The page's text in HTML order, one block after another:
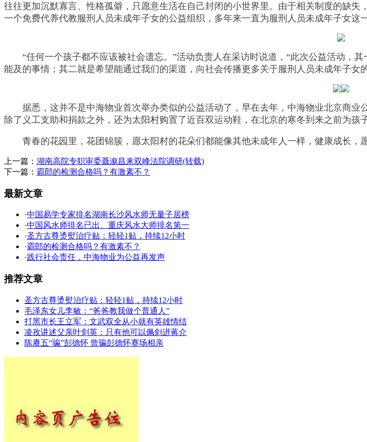
往往更加沉默寡言、性格孤僻，只愿意生活在自己封闭的小世界里。由于相关制度的缺
一个免费代养代教服刑人员未成年子女的公益组织，多年来一直为服刑人员未成年子女这
“任何一个孩子都不应该被社会遗忘。”活动负责人在采访时说道，“此次公益活动，
能及的事情；其二就是希望能通过我们的渠道，向社会传播更多关于服刑人员未成年子
据悉，这并不是中海物业首次举办类似的公益活动了，早在去年，中海物业北京商业
除了义工支助和捐款之外，还为太阳村购置了近百双运动鞋，在北京的寒冬到来之前为孩
青春的花园里，花团锦簇，愿太阳村的花朵们都能像其他未成年人一样，健康成长，
上一篇： 湖南高院专职审委聂溆昌来双峰法院调研(转载)
下一篇： 霸郎的检测合格吗？有激素不？
最新文章
·中国易学专家排名湖南长沙风水师无量子居榜
·中国风水师排名已出、重庆风水大师排名第一
·圣方古尊烫熨治疗贴：轻轻1贴，持续12小时
·霸郎的检测合格吗？有激素不？
·践行社会责任，中海物业为公益再发声
推荐文章
圣方古尊烫熨治疗贴：轻轻1贴，持续12小时
毛泽东女儿李敏：“爸爸教我做个普通人”
打黑市长王立军：文武双全从小就有英雄情结
凌孜讲述父亲叶剑英：只有他可以佩剑进蒋介
陈赓五“骗”彭德怀 曾骗彭德怀赛场相亲